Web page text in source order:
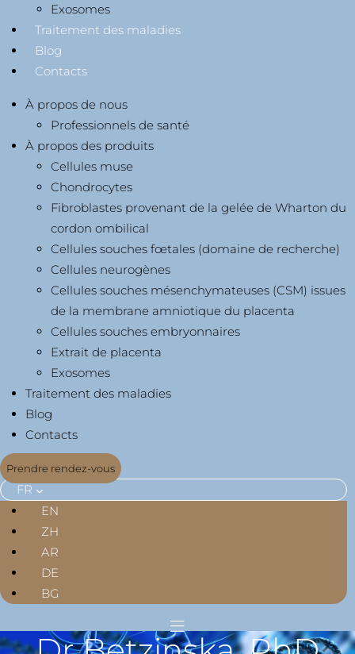
Exosomes
Traitement des maladies
Blog
Contacts
À propos de nous
Professionnels de santé
À propos des produits
Cellules muse
Chondrocytes
Fibroblastes provenant de la gelée de Wharton du
cordon ombilical
Cellules souches fœtales (domaine de recherche)
Cellules neurogènes
Cellules souches mésenchymateuses (CSM) issues
de la membrane amniotique du placenta
Cellules souches embryonnaires
Extrait de placenta
Exosomes
Traitement des maladies
Blog
Contacts
Prendre rendez-vous
FR
EN
ZH
AR
DE
BG